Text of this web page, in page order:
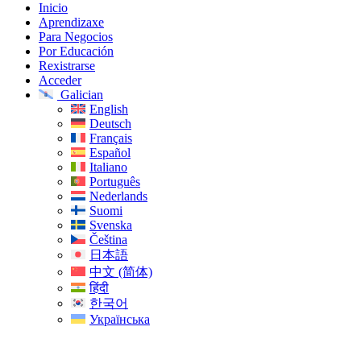
Inicio
Aprendizaxe
Para Negocios
Por Educación
Rexistrarse
Acceder
Galician
English
Deutsch
Français
Español
Italiano
Português
Nederlands
Suomi
Svenska
Čeština
日本語
中文 (简体)
हिंदी
한국어
Українська